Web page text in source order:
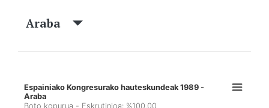
Araba
Espainiako Kongresurako hauteskundeak 1989 -
Araba
Boto kopurua - Eskrutinioa: %100,00